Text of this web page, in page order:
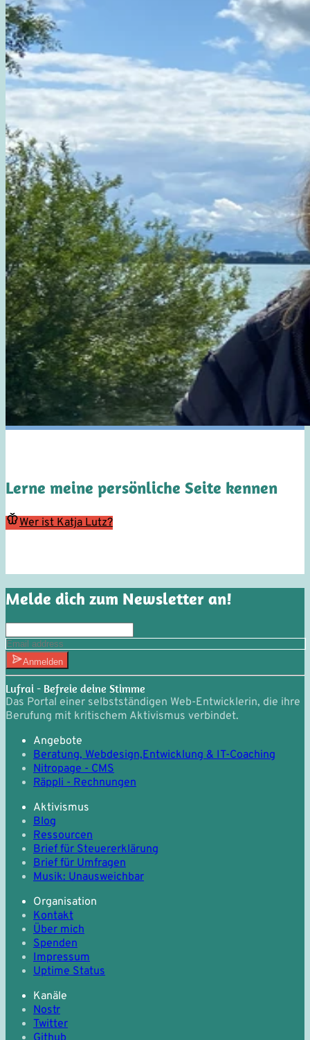
Lerne meine persönliche Seite kennen
Wer ist Katja Lutz?
Melde dich zum Newsletter an!
Anmelden
Lufrai - Befreie deine Stimme
Das Portal einer selbstständigen Web-Entwicklerin, die ihre
Berufung mit kritischem Aktivismus verbindet.
Angebote
Beratung, Webdesign,Entwicklung & IT-Coaching
Nitropage - CMS
Räppli - Rechnungen
Aktivismus
Blog
Ressourcen
Brief für Steuererklärung
Brief für Umfragen
Musik: Unausweichbar
Organisation
Kontakt
Über mich
Spenden
Impressum
Uptime Status
Kanäle
Nostr
Twitter